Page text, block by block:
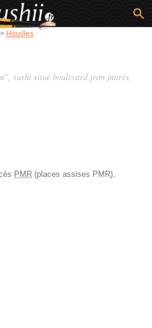
> Houilles
sushi situé boulevard jean jaurès,
PMR (places assises PMR),